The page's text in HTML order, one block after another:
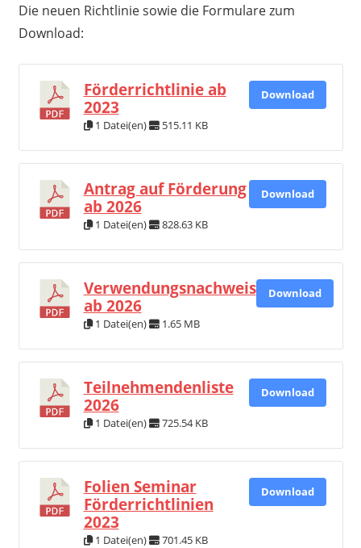
Die neuen Richtlinie sowie die Formulare zum
Download:
Förderrichtlinie ab
2023
1 Datei(en) 515.11 KB
Download
Antrag auf Förderung
ab 2026
1 Datei(en) 828.63 KB
Download
Verwendungsnachweis
ab 2026
1 Datei(en) 1.65 MB
Download
Teilnehmendenliste
2026
1 Datei(en) 725.54 KB
Download
Folien Seminar
Förderrichtlinien
2023
1 Datei(en) 701.45 KB
Download